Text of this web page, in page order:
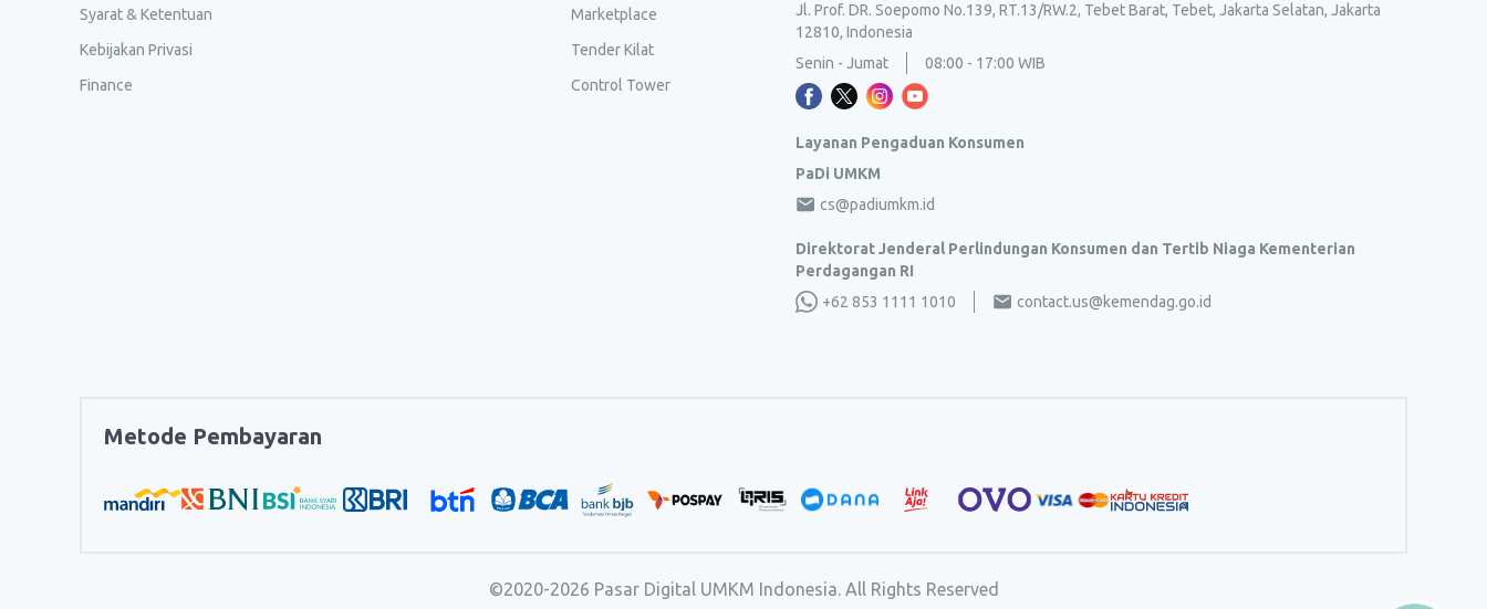
Syarat & Ketentuan
Kebijakan Privasi
Finance
Marketplace
Tender Kilat
Control Tower
Jl. Prof. DR. Soepomo No.139, RT.13/RW.2, Tebet Barat, Tebet, Jakarta Selatan, Jakarta
12810, Indonesia
Senin - Jumat
08:00 - 17:00 WIB
Layanan Pengaduan Konsumen
PaDi UMKM
cs@padiumkm.id
Direktorat Jenderal Perlindungan Konsumen dan Tertib Niaga Kementerian
Perdagangan RI
+62 853 1111 1010
contact.us@kemendag.go.id
Metode Pembayaran
©2020-2026 Pasar Digital UMKM Indonesia. All Rights Reserved